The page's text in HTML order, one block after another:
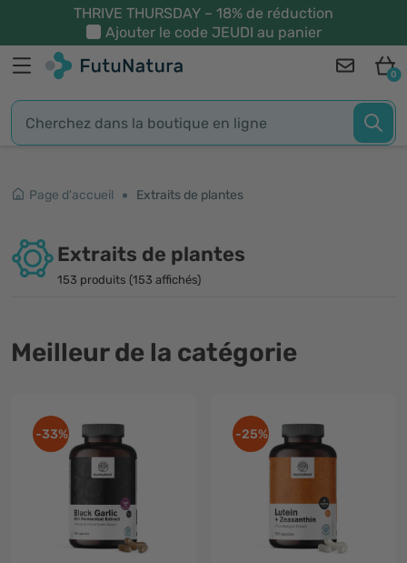
THRIVE THURSDAY – 18% de réduction
Ajouter le code JEUDI au panier
0
Page d'accueil Extraits de plantes
Extraits de plantes
153 produits (153 affichés)
Meilleur de la catégorie
-33% -25%